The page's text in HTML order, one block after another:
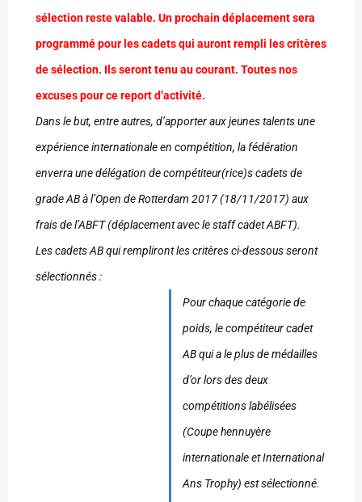
sélection reste valable. Un prochain déplacement sera
programmé pour les cadets qui auront rempli les critères
de sélection. Ils seront tenu au courant. Toutes nos
excuses pour ce report d’activité.
Dans le but, entre autres, d’apporter aux jeunes talents une
expérience internationale en compétition, la fédération
enverra une délégation de compétiteur(rice)s cadets de
grade AB à l’Open de Rotterdam 2017 (18/11/2017) aux
frais de l’ABFT (déplacement avec le staff cadet ABFT).
Les cadets AB qui rempliront les critères ci-dessous seront
sélectionnés :
Pour chaque catégorie de
poids, le compétiteur cadet
AB qui a le plus de médailles
d’or lors des deux
compétitions labélisées
(Coupe hennuyère
internationale et International
Ans Trophy) est sélectionné.